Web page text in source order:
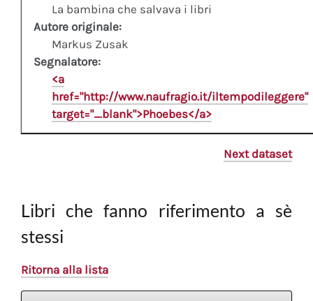
La bambina che salvava i libri
Autore originale:
Markus Zusak
Segnalatore:
<a
href="http://www.naufragio.it/iltempodileggere"
target="_blank">Phoebes</a>
Next dataset
Libri che fanno riferimento a sè
stessi
Ritorna alla lista